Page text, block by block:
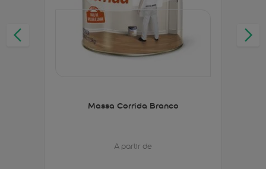
Massa Corrida Branco
A partir de